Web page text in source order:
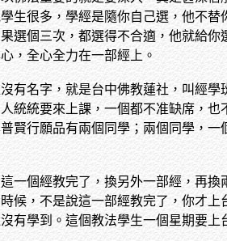
生很多，學經是隨你自己選，他不替
選個三次，都選得不合適，他就給你
，全心全力在一部經上。
有名字，就是台中佛教蓮社，叫經學
統統要來上課，一個都不准缺席，也
賢行願品有兩個同學；兩個同學，一
一個經教完了，換另外一部經，再換
候，不是說這一部經教完了，你才上
有學到。這個教法學生一個星期要上